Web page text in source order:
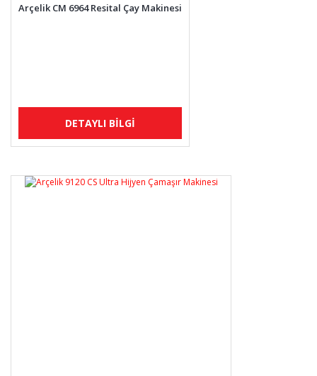
Arçelik CM 6964 Resital Çay Makinesi
DETAYLI BİLGİ